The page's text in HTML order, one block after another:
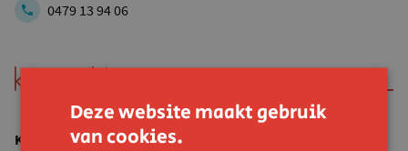
0479 13 94 06
Konekt vzw
Deze website maakt gebruik
van cookies.